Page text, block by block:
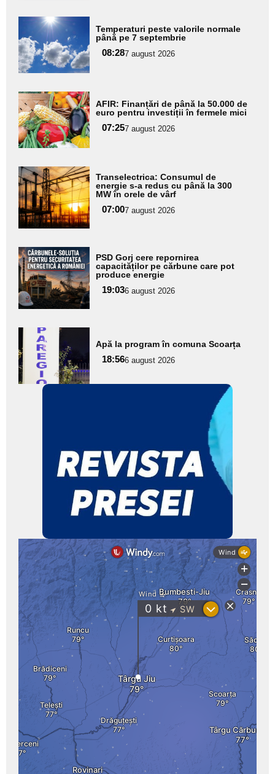
Adaugă
aici textul
pentru
subtitlu
Temperaturi peste valorile normale
până pe 7 septembrie
08:287 august 2026
Adaugă
aici textul
pentru
subtitlu
AFIR: Finanțări de până la 50.000 de
euro pentru investiții în fermele mici
07:257 august 2026
Adaugă
aici textul
pentru
subtitlu
Transelectrica: Consumul de
energie s-a redus cu până la 300
MW în orele de vârf
07:007 august 2026
Adaugă
aici textul
pentru
subtitlu
PSD Gorj cere repornirea
capacităților pe cărbune care pot
produce energie
19:036 august 2026
Adaugă
aici textul
pentru
subtitlu
Apă la program în comuna Scoarța
18:566 august 2026